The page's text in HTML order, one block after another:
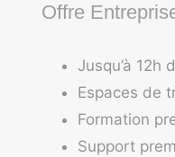
Offre
Jusqu’à 12h
Espaces de
Formation
Support